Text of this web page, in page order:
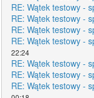
RE: Wątek testowy -
RE: Wątek testowy -
RE: Wątek testowy -
RE: Wątek testowy -
22:24
RE: Wątek testowy -
RE: Wątek testowy -
RE: Wątek testowy -